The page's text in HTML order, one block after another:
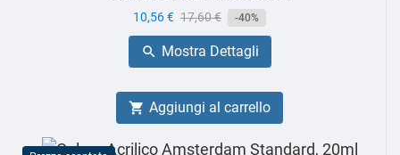
Prezzo
10,56 € Prezzo
base
17,60 € -40%
 Mostra Dettagli
 Aggiungi al carrello